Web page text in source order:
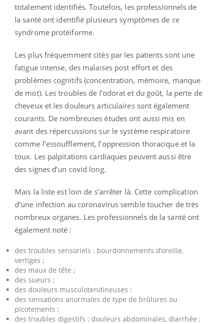
totalement identifiés. Toutefois, les professionnels de
la santé ont identifié plusieurs symptômes de ce
syndrome protéiforme.
Les plus fréquemment cités par les patients sont une
fatigue intense, des malaises post effort et des
problèmes cognitifs (concentration, mémoire, manque
de mot). Les troubles de l’odorat et du goût, la perte de
cheveux et les douleurs articulaires sont également
courants. De nombreuses études ont aussi mis en
avant des répercussions sur le système respiratoire
comme l’essoufflement, l’oppression thoracique et la
toux. Les palpitations cardiaques peuvent aussi être
des signes d’un covid long.
Mais la liste est loin de s'arrêter là. Cette complication
d’une infection au coronavirus semble toucher de très
nombreux organes. Les professionnels de la santé ont
également noté :
des troubles sensoriels : bourdonnements d’oreille,
vertiges ;
des maux de tête ;
des sueurs ;
des douleurs musculotendineuses ;
des sensations anormales de type de brûlures ou
picotements ;
des troubles digestifs : douleurs abdominales, diarrhée ;